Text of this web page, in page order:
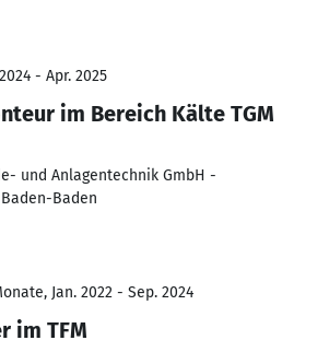
- Apr. 2025
im Bereich Kälte TGM
und Anlagentechnik GmbH -
Baden
Jan. 2022 - Sep. 2024
im TFM